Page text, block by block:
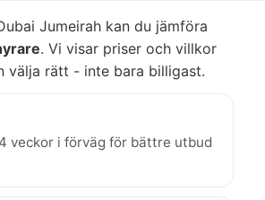
Jumeirah kan du jämföra
. Vi visar priser och villkor
välja rätt - inte bara billigast.
veckor i förväg för bättre utbud